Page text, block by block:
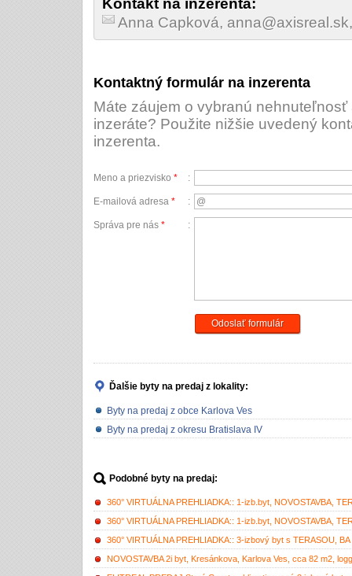
Kontakt na inzerenta:
Anna Capková,
Kontaktný formulár na inzerenta
Máte záujem o vybranú
inzeráte? Použite nižšie uvedený
inzerenta.
Meno a priezvisko * :
E-mailová adresa * :
Správa pre nás * :
Odoslať formulár
Ďalšie byty na predaj z lokality:
Byty na predaj z obce Karlova Ves
Byty na predaj z okresu Bratislava IV
Podobné byty na predaj:
360° VIRTUÁLNA PREHLIADKA:: 1-izb.byt, NOVOSTAVBA,
360° VIRTUÁLNA PREHLIADKA:: 1-izb.byt, NOVOSTAVBA,
360° VIRTUÁLNA PREHLIADKA:: 3-izbový byt s TERASOU,
NOVOSTAVBA 2i byt, Kresánkova, Karlova Ves, cca 82 m2,